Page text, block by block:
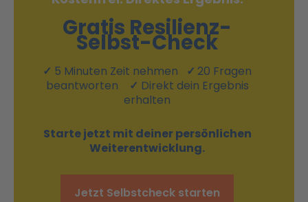
✓ 5 Minuten Zeit nehmen ✓ 20 Fragen
beantworten
✓ Direkt dein Ergebnis
erhalten
Starte jetzt mit deiner persönlichen
Weiterentwicklung.
Gratis Resilienz-
Selbst-Check
Jetzt Selbstcheck starten